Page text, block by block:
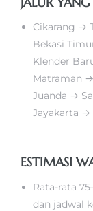
Cikarang →
Bekasi
Klender
Matraman
Juanda →
Jayakarta →
ESTIMASI
Rata-rata
dan jadwal